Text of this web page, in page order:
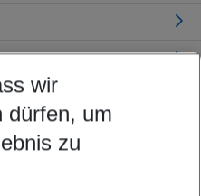
your best
wir
dürfen, um
zu